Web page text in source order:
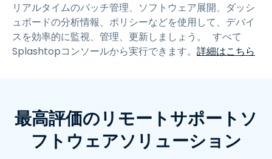
リアルタイムのパッチ管理、ソフトウェア展開、ダッシ
ュボードの分析情報、ポリシーなどを使用して、デバイ
スを効率的に監視、管理、更新しましょう。 すべて
Splashtopコンソールから実行できます。 詳細はこちら
最高評価のリモートサポートソ
フトウェアソリューション